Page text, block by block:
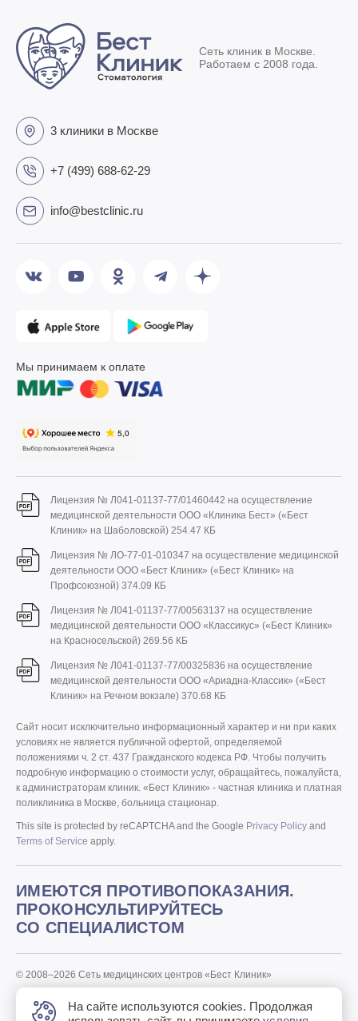
Сеть клиник в Москве.
Работаем с 2008 года.
3 клиники в Москве
+7 (499) 688-62-29
info@bestclinic.ru
Мы принимаем к оплате
Лицензия № Л041-01137-77/01460442 на осуществление
медицинской деятельности ООО «Клиника Бест» («Бест
Клиник» на Шаболовской) 254.47 КБ
Лицензия № ЛО-77-01-010347 на осуществление медицинской
деятельности ООО «Бест Клиник» («Бест Клиник» на
Профсоюзной) 374.09 КБ
Лицензия № Л041-01137-77/00563137 на осуществление
медицинской деятельности ООО «Классикус» («Бест Клиник»
на Красносельской) 269.56 КБ
Лицензия № Л041-01137-77/00325836 на осуществление
медицинской деятельности ООО «Ариадна-Классик» («Бест
Клиник» на Речном вокзале) 370.68 КБ
Сайт носит исключительно информационный характер и ни при каких
условиях не является публичной офертой, определяемой
положениями ч. 2 ст. 437 Гражданского кодекса РФ. Чтобы получить
подробную информацию о стоимости услуг, обращайтесь, пожалуйста,
к администраторам клиник. «Бест Клиник» - частная клиника и платная
поликлиника в Москве, больница стационар.
This site is protected by reCAPTCHA and the Google Privacy Policy and
Terms of Service apply.
ИМЕЮТСЯ ПРОТИВОПОКАЗАНИЯ.
ПРОКОНСУЛЬТИРУЙТЕСЬ
СО СПЕЦИАЛИСТОМ
© 2008–2026 Сеть медицинских центров «Бест Клиник»
Политика «Бест Клиник» в отношении обработки персональных
данных.
На сайте используются cookies. Продолжая